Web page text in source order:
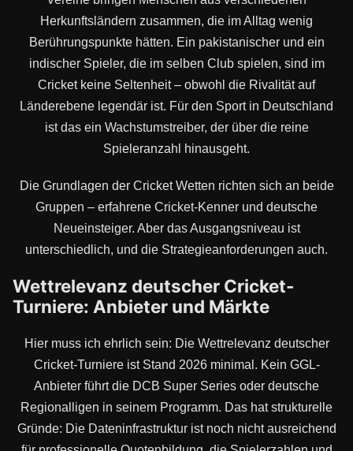
Herkunftsländern zusammen, die im Alltag wenig
Berührungspunkte hätten. Ein pakistanischer und ein
indischer Spieler, die im selben Club spielen, sind im
Cricket keine Seltenheit – obwohl die Rivalität auf
Länderebene legendär ist. Für den Sport in Deutschland
ist das ein Wachstumstreiber, der über die reine
Spieleranzahl hinausgeht.
Die Grundlagen der Cricket Wetten richten sich an beide
Gruppen – erfahrene Cricket-Kenner und deutsche
Neueinsteiger. Aber das Ausgangsniveau ist
unterschiedlich, und die Strategieanforderungen auch.
Wettrelevanz deutscher Cricket-
Turniere: Anbieter und Märkte
Hier muss ich ehrlich sein: Die Wettrelevanz deutscher
Cricket-Turniere ist Stand 2026 minimal. Kein GGL-
Anbieter führt die DCB Super Series oder deutsche
Regionalligen in seinem Programm. Das hat strukturelle
Gründe: Die Dateninfrastruktur ist noch nicht ausreichend